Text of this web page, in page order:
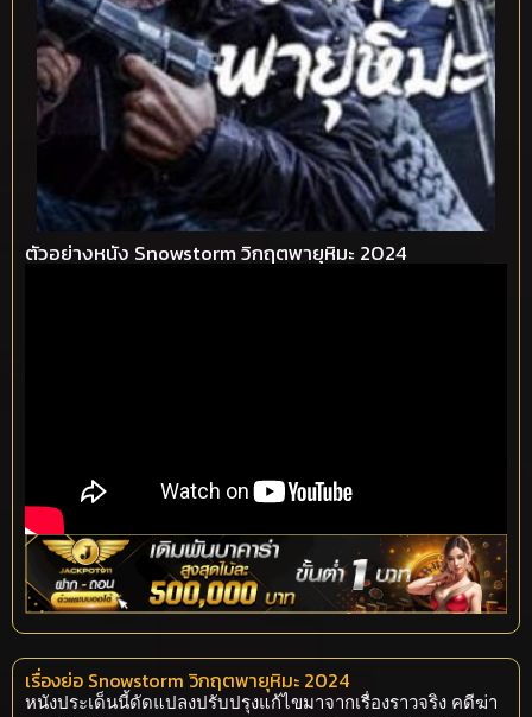
ตัวอย่างหนัง Snowstorm วิกฤตพายุหิมะ 2024
เรื่องย่อ Snowstorm วิกฤตพายุหิมะ 2024
หนังประเด็นนี้ดัดแปลงปรับปรุงแก้ไขมาจากเรื่องราวจริง คดีฆ่า